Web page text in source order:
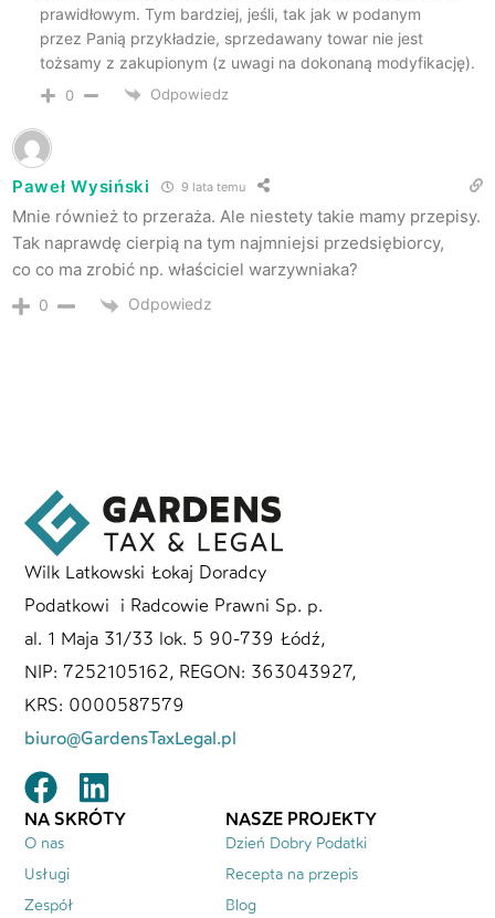
prawidłowym. Tym bardziej, jeśli, tak jak w podanym
przez Panią przykładzie, sprzedawany towar nie jest
tożsamy z zakupionym (z uwagi na dokonaną modyfikację).
0 Odpowiedz
Paweł Wysiński 9 lata temu
Mnie również to przeraża. Ale niestety takie mamy przepisy.
Tak naprawdę cierpią na tym najmniejsi przedsiębiorcy,
co co ma zrobić np. właściciel warzywniaka?
0 Odpowiedz
Wilk Latkowski Łokaj Doradcy
Podatkowi i Radcowie Prawni Sp. p.
al. 1 Maja 31/33 lok. 5 90-739 Łódź,
NIP: 7252105162, REGON: 363043927,
KRS: 0000587579
biuro@GardensTaxLegal.pl
NA SKRÓTY
O nas
Usługi
Zespół
NASZE PROJEKTY
Dzień Dobry Podatki
Recepta na przepis
Blog